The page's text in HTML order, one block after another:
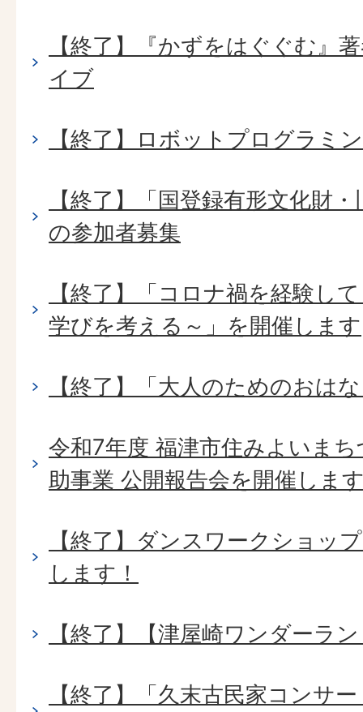
【終了】『かずをはぐぐむ』
イブ
【終了】ロボットプログラミ
【終了】「国登録有形文化財
の参加者募集
【終了】「コロナ禍を経験し
学びを考える～」を開催します
【終了】「大人のためのおは
令和7年度 福津市住みよいま
助事業 公開報告会を開催しま
【終了】ダンスワークショッ
します！
【終了】【津屋崎ワンダーラ
【終了】「久末古民家コンサ